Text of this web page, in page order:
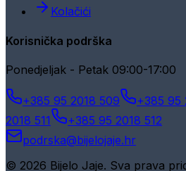
Kolačići
Korisnička podrška
Ponedjeljak - Petak 09:00-17:00
+385 95 2018 509 +385 95
2018 511
+385 95 2018 512
podrska@bijelojaje.hr
© 2026 Bijelo Jaje. Sva prava